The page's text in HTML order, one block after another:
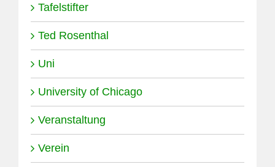
Tafelstifter
Ted Rosenthal
Uni
University of Chicago
Veranstaltung
Verein